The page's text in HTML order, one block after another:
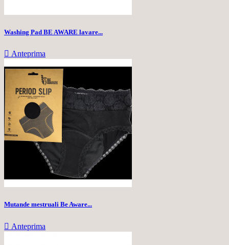
Washing Pad BE AWARE lavare...
 Anteprima
Mutande mestruali Be Aware...
 Anteprima